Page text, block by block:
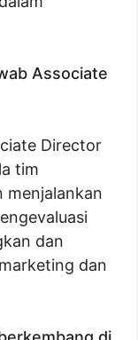
Associate
Director
tim
menjalankan
dan
dan